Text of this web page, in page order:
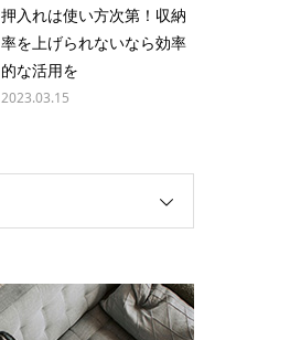
押入れは使い方次第！収納
率を上げられないなら効率
的な活用を
2023.03.15